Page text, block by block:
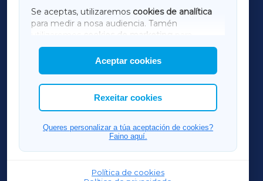
Se aceptas, utilizaremos cookies de analítica
para medir a nosa audiencia. Tamén
utilizaremos
cookies de marketing
mostrar publicidade de terceiros.
Así mesmo, podes personalizar a elección das
cookies que desexas permitir.
Aceptar cookies
Rexeitar cookies
Queres personalizar a túa aceptación de cookies?
Faino aquí.
Política de cookies
AMARIÑAXA
RIBEIRASACRAXA
ACORUÑAXA
FERROLXA
OURENSEXA